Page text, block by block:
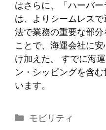
はさらに、「ハーバ
は、よりシームレス
法で業務の重要な部
ことで、海運会社に
け加えた。 すでに海
ン・シッピングを含
います。
カ
モビリティ